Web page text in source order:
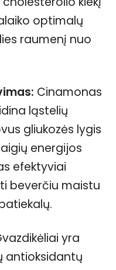
optimalų
raumenį nuo
Cinamonas
ląstelių
gliukozės lygis
energijos
efektyviai
beverčiu maistu
yra
antioksidantų